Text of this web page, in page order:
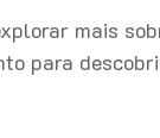
mais
para